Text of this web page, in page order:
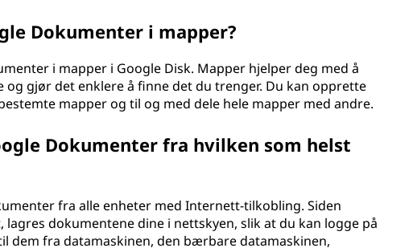
Dokumenter i mapper?
i mapper i Google Disk. Mapper hjelper deg med å
gjør det enklere å finne det du trenger. Du kan opprette
mapper og til og med dele hele mapper med andre.
Dokumenter fra hvilken som helst
fra alle enheter med Internett-tilkobling. Siden
dokumentene dine i nettskyen, slik at du kan logge på
dem fra datamaskinen, den bærbare datamaskinen,